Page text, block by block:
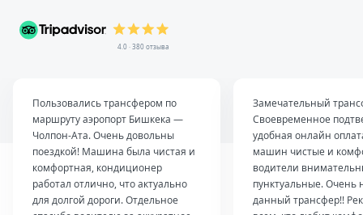
4.0 · 380 отзыва
Пользовались трансфером по
маршруту аэропорт Бишкека —
Чолпон-Ата. Очень довольны
поездкой! Машина была чистая и
комфортная, кондиционер
работал отлично, что актуально
для долгой дороги. Отдельное
Замечательный
Своевременное
удобная онлайн
машин чистые и
водители
пунктуальные. Очень
данный трансфер!!